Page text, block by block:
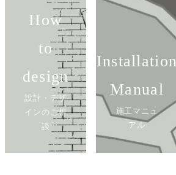
How
to
design
設計・デザ
インのご相
談
Installation
Manual
施工マニュ
アル